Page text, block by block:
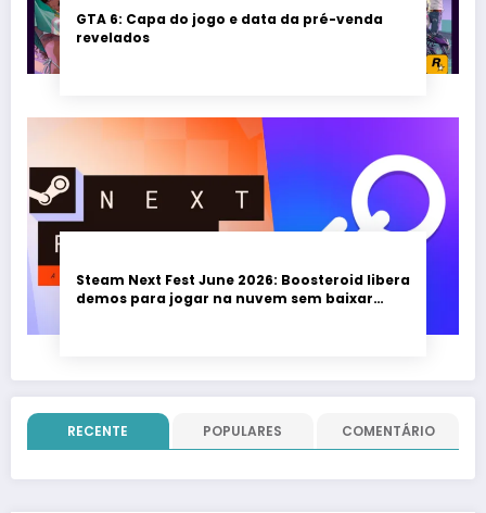
GTA 6: Capa do jogo e data da pré-venda
revelados
Steam Next Fest June 2026: Boosteroid libera
demos para jogar na nuvem sem baixar
RECENTE POPULARES COMENTÁRIO